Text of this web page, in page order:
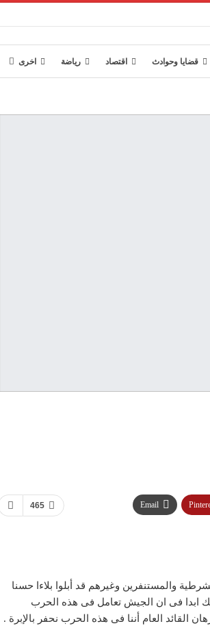
قضايا وحوادث اقتصاد رياضة اخرى
465 Email
والمستنفرين وغيرهم قد أبلوا بلاءا حسنا
ابدا فى ان الجيش تعامل فى هذه الحرب
القائد العام أننا فى هذه الحرب نحفر بالإبرة .